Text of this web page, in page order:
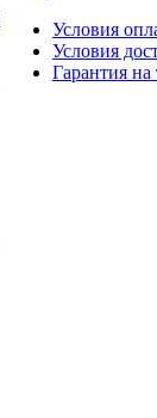
Условия
Условия
Гарантия на